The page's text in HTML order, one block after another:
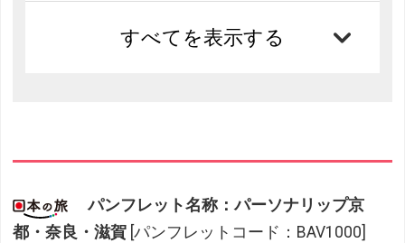
すべてを表示する
パンフレット名称：パーソナリップ京
都・奈良・滋賀 [パンフレットコード：BAV1000]